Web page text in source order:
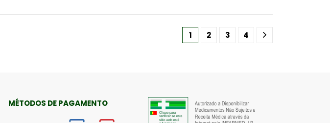
1 2 3 4
MÉTODOS DE PAGAMENTO